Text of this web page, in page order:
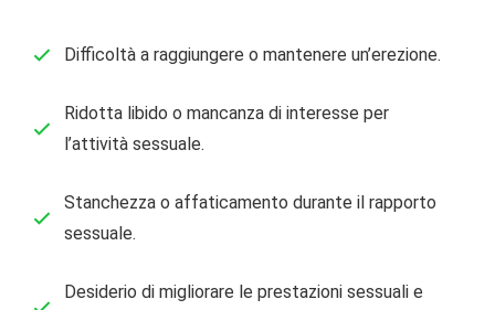
Difficoltà a raggiungere o mantenere un’erezione.
Ridotta libido o mancanza di interesse per
l’attività sessuale.
Stanchezza o affaticamento durante il rapporto
sessuale.
Desiderio di migliorare le prestazioni sessuali e